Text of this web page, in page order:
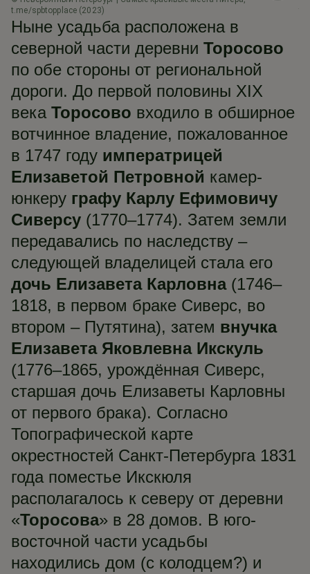
t.me/spbtopplace (2023)
Ныне усадьба расположена в
северной части деревни Торосово
по обе стороны от региональной
дороги. До первой половины XIX
века Торосово входило в обширное
вотчинное владение, пожалованное
в 1747 году императрицей
Елизаветой Петровной камер-
юнкеру графу Карлу Ефимовичу
Сиверсу (1770–1774). Затем земли
передавались по наследству –
следующей владелицей стала его
дочь Елизавета Карловна(1746–
1818, в первом браке Сиверс, во
втором – Путятина), затем внучка
Елизавета Яковлевна Икскуль
(1776–1865, урождённая Сиверс,
старшая дочь Елизаветы Карловны
от первого брака). Согласно
Топографической карте
окрестностей Санкт-Петербурга 1831
года поместье Икскюля
располагалось к северу от деревни
«Торосова» в 28 домов. В юго-
восточной части усадьбы
находились дом (с колодцем?) и